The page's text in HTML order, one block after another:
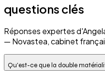
questions clés
Réponses expertes
— Novastea, cabinet
Qu'est-ce que la double